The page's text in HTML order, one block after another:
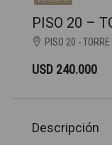
PISO 20 –
PISO 20 -
USD 240.000
Descripción